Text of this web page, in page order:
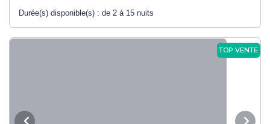
Durée(s) disponible(s) : de 2 à 15 nuits
TOP VENTE